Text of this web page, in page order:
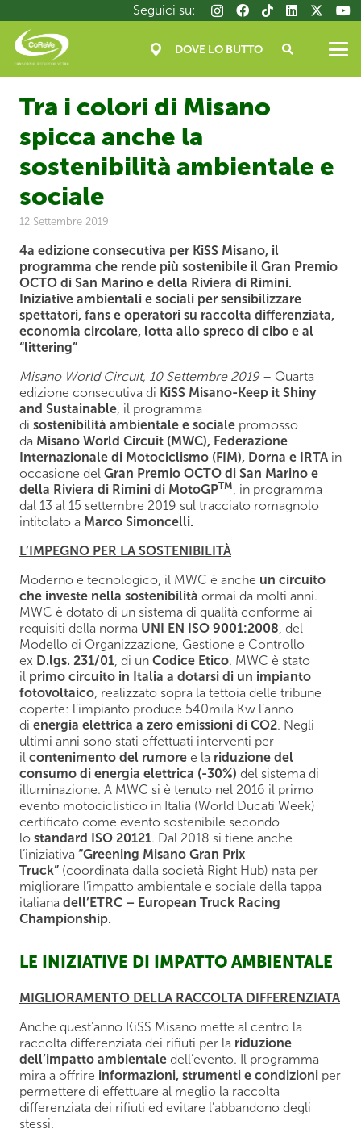
al
contenuto
principale
Seguici su:
DOVE LO BUTTO
Tra i colori di Misano
spicca anche la
sostenibilità ambientale e
sociale
12 Settembre 2019
4a edizione consecutiva per KiSS Misano, il
programma che rende più sostenibile il Gran Premio
OCTO di San Marino e della Riviera di Rimini.
Iniziative ambientali e sociali per sensibilizzare
spettatori, fans e operatori su raccolta differenziata,
economia circolare, lotta allo spreco di cibo e al
“littering”
Misano World Circuit, 10 Settembre 2019 – Quarta
edizione consecutiva di KiSS Misano-Keep it Shiny
and Sustainable, il programma
di sostenibilità ambientale e sociale promosso
da Misano World Circuit (MWC), Federazione
Internazionale di Motociclismo (FIM), Dorna e IRTA in
occasione del Gran Premio OCTO di San Marino e
della Riviera di Rimini di MotoGPTM, in programma
dal 13 al 15 settembre 2019 sul tracciato romagnolo
intitolato a Marco Simoncelli.
L’IMPEGNO PER LA SOSTENIBILITÀ
Moderno e tecnologico, il MWC è anche un circuito
che investe nella sostenibilità ormai da molti anni.
MWC è dotato di un sistema di qualità conforme ai
requisiti della norma UNI EN ISO 9001:2008, del
Modello di Organizzazione, Gestione e Controllo
ex D.lgs. 231/01, di un Codice Etico. MWC è stato
il primo circuito in Italia a dotarsi di un impianto
fotovoltaico, realizzato sopra la tettoia delle tribune
coperte: l’impianto produce 540mila Kw l’anno
di energia elettrica a zero emissioni di CO2. Negli
ultimi anni sono stati effettuati interventi per
il contenimento del rumore e la riduzione del
consumo di energia elettrica (-30%) del sistema di
illuminazione. A MWC si è tenuto nel 2016 il primo
evento motociclistico in Italia (World Ducati Week)
certificato come evento sostenibile secondo
lo standard ISO 20121. Dal 2018 si tiene anche
l’iniziativa “Greening Misano Gran Prix
Truck” (coordinata dalla società Right Hub) nata per
migliorare l’impatto ambientale e sociale della tappa
italiana dell’ETRC – European Truck Racing
Championship.
LE INIZIATIVE DI IMPATTO AMBIENTALE
MIGLIORAMENTO DELLA RACCOLTA DIFFERENZIATA
Anche quest’anno KiSS Misano mette al centro la
raccolta differenziata dei rifiuti per la riduzione
dell’impatto ambientale dell’evento. Il programma
mira a offrire informazioni, strumenti e condizioni per
permettere di effettuare al meglio la raccolta
differenziata dei rifiuti ed evitare l’abbandono degli
stessi.